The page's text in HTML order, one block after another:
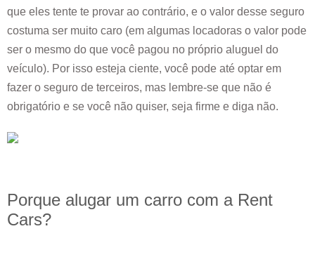
que eles tente te provar ao contrário, e o valor desse seguro
costuma ser muito caro (em algumas locadoras o valor pode
ser o mesmo do que você pagou no próprio aluguel do
veículo). Por isso esteja ciente, você pode até optar em
fazer o seguro de terceiros, mas lembre-se que não é
obrigatório e se você não quiser, seja firme e diga não.
Porque alugar um carro com a Rent
Cars?